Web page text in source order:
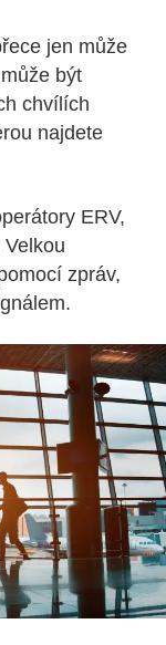
jen může
být
chvílích
najdete
ERV,
zpráv,